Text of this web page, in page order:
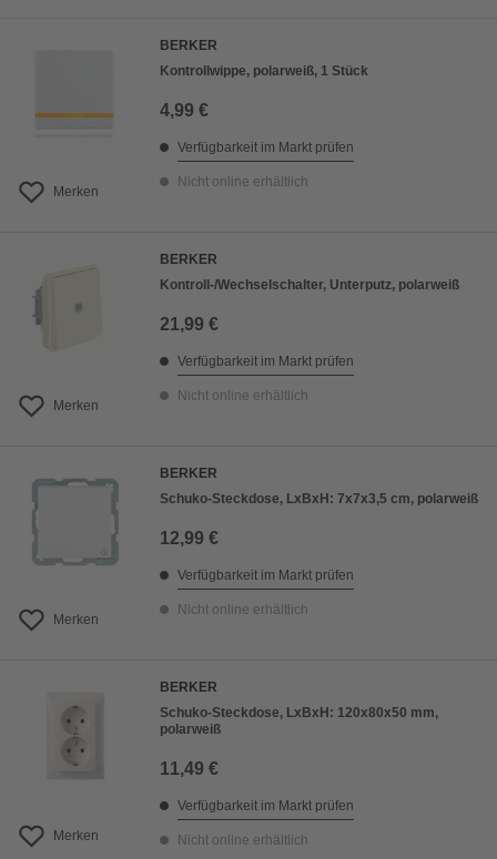
Merken
BERKER
Kontrollwippe, polarweiß, 1 Stück
4,99 €
Verfügbarkeit im Markt prüfen
Nicht online erhältlich
Merken
BERKER
Kontroll-/Wechselschalter, Unterputz, polarweiß
21,99 €
Verfügbarkeit im Markt prüfen
Nicht online erhältlich
Merken
BERKER
Schuko-Steckdose, LxBxH: 7x7x3,5 cm, polarweiß
12,99 €
Verfügbarkeit im Markt prüfen
Nicht online erhältlich
Merken
BERKER
Schuko-Steckdose, LxBxH: 120x80x50 mm,
polarweiß
11,49 €
Verfügbarkeit im Markt prüfen
Nicht online erhältlich